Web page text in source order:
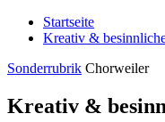
Startseite
Kreativ &
Sonderrubrik Chorweiler
Kreativ &